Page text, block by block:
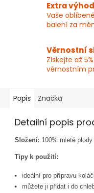
Extra
Vaše
balení za
Věrnostní
Získejte až
věrnostním
Popis Značka
Detailní popis
Složení: 100% mleté
Tipy k použití:
ideální pro přípravu
můžete ji přidat i do